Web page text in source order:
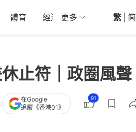
體育 經濟 01深圳 觀點
更多 繁 简
止符｜政圈風聲
在Google
追蹤《香港01》
91